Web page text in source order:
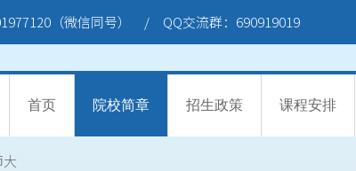
（微信同号） / QQ交流群：690919019
首页 院校简章 招生政策 课程安排
大